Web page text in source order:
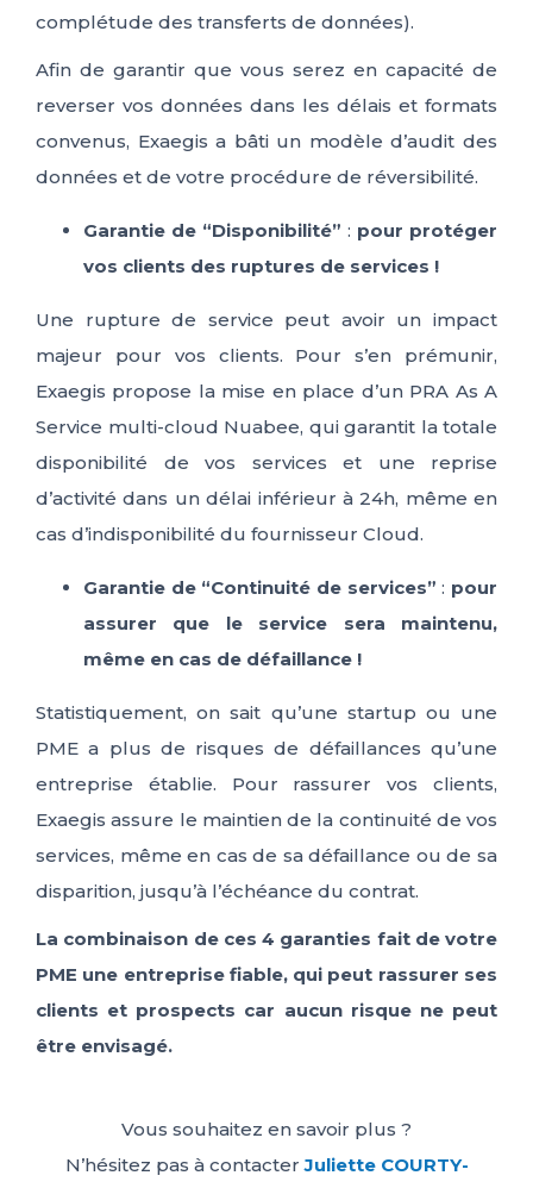
complétude des transferts de données).
Afin de garantir que vous serez en capacité de
reverser vos données dans les délais et formats
convenus, Exaegis a bâti un modèle d’audit des
données et de votre procédure de réversibilité.
Garantie de “Disponibilité” : pour protéger
vos clients des ruptures de services !
Une rupture de service peut avoir un impact
majeur pour vos clients. Pour s’en prémunir,
Exaegis propose la mise en place d’un PRA As A
Service multi-cloud Nuabee, qui garantit la totale
disponibilité de vos services et une reprise
d’activité dans un délai inférieur à 24h, même en
cas d’indisponibilité du fournisseur Cloud.
Garantie de “Continuité de services” : pour
assurer que le service sera maintenu,
même en cas de défaillance !
Statistiquement, on sait qu’une startup ou une
PME a plus de risques de défaillances qu’une
entreprise établie. Pour rassurer vos clients,
Exaegis assure le maintien de la continuité de vos
services, même en cas de sa défaillance ou de sa
disparition, jusqu’à l’échéance du contrat.
La combinaison de ces 4 garanties fait de votre
PME une entreprise fiable, qui peut rassurer ses
clients et prospects car aucun risque ne peut
être envisagé.
Vous souhaitez en savoir plus ?
N’hésitez pas à contacterJuliette COURTY-